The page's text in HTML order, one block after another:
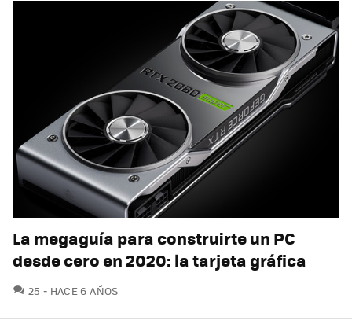
La megaguía para construirte un PC
desde cero en 2020: la tarjeta gráfica
25 COMENTARIOS
HACE 6 AÑOS